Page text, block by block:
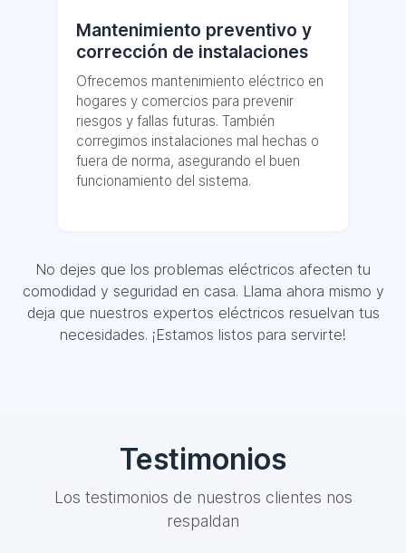
Mantenimiento preventivo y
corrección de instalaciones
Ofrecemos mantenimiento eléctrico en
hogares y comercios para prevenir
riesgos y fallas futuras. También
corregimos instalaciones mal hechas o
fuera de norma, asegurando el buen
funcionamiento del sistema.
No dejes que los problemas eléctricos afecten tu
comodidad y seguridad en casa. Llama ahora mismo y
deja que nuestros expertos eléctricos resuelvan tus
necesidades. ¡Estamos listos para servirte!
Testimonios
Los testimonios de nuestros clientes nos
respaldan